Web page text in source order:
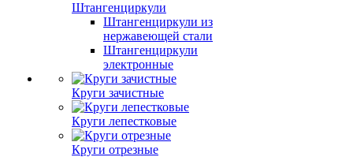
Штангенциркули
Штангенциркули из
нержавеющей стали
Штангенциркули
электронные
Круги зачистные
Круги лепестковые
Круги отрезные